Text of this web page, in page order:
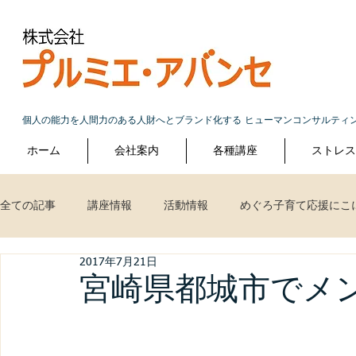
個人の能力を人間力のある人財へとブランド化する ヒューマンコンサルテ
ホーム 会社案内 各種講座 ストレ
全ての記事 講座情報 活動情報 めぐろ子育て応援にこ
宮崎県都城市でメ
2017年7月21日